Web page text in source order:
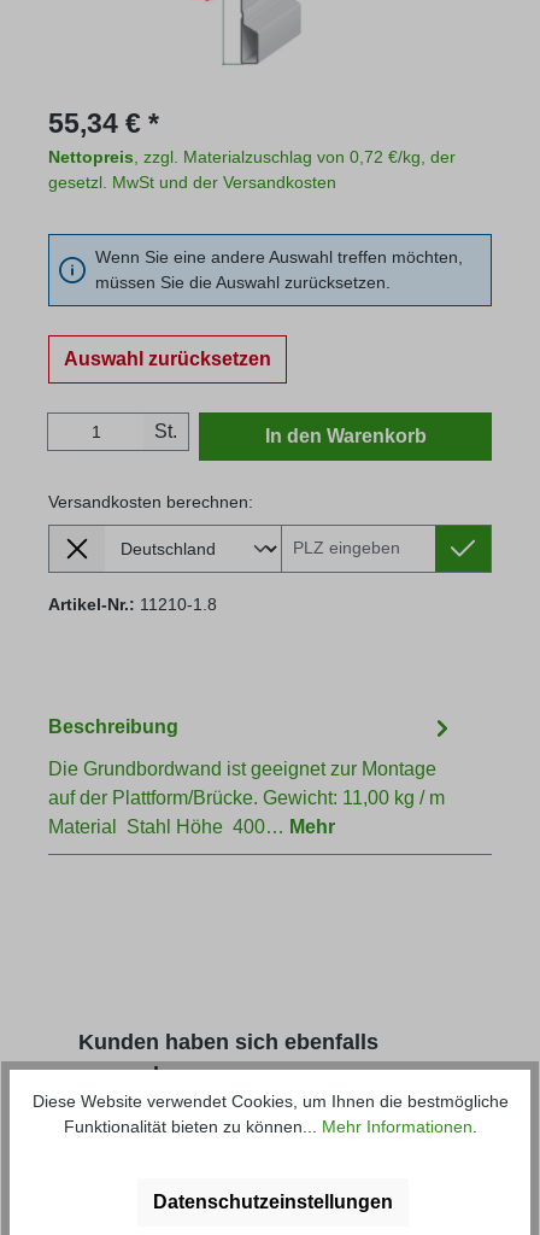
Regulärer Preis:
55,34 € *
Nettopreis , zzgl. Materialzuschlag von 0,72 €/kg, der
gesetzl. MwSt und der Versandkosten
Wenn Sie eine andere Auswahl treffen möchten,
müssen Sie die Auswahl zurücksetzen.
Auswahl zurücksetzen
Produkt Anzahl: Gib den gewünschten
St. In den Warenkorb
Versandkosten berechnen:
Lieferland
Versandkosten berechnen:
Artikel-Nr.: 11210-1.8
Beschreibung
Die Grundbordwand ist geeignet zur Montage
auf der Plattform/Brücke. Gewicht: 11,00 kg / m
Material Stahl Höhe 400… Mehr
Produktgalerie überspringen
Kunden haben sich ebenfalls
angesehen
Diese Website verwendet Cookies, um Ihnen die bestmögliche
Funktionalität bieten zu können... Mehr Informationen
Datenschutzeinstellungen